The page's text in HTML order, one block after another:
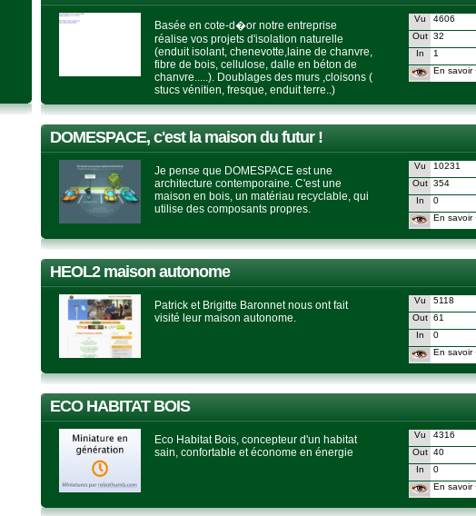
Vu
4606
Out 32
In
1
En savoir
Basée en cote-d�or notre entreprise
réalise vos projets d'isolation naturelle
(enduit isolant, chenevotte,laine de chanvre,
fibre de bois, cellulose, dalle en béton de
chanvre.....). Doublages des murs ,cloisons (
stucs vénitien, fresque, enduit terre..)
DOMESPACE, c'est la maison du futur !
Vu
10231
Out 354
In
0
En savoir
Je pense que DOMESPACE est une
architecture contemporaine. C'est une
maison en bois, un matériau recyclable, qui
utilise des composants propres.
HEOL2 maison autonome
Vu
5118
Out 61
In
0
En savoir
Patrick et Brigitte Baronnet nous ont fait
visité leur maison autonome.
ECO HABITAT BOIS
Vu
4316
Out 40
In
0
En savoir
Eco Habitat Bois, concepteur d'un habitat
sain, confortable et économe en énergie